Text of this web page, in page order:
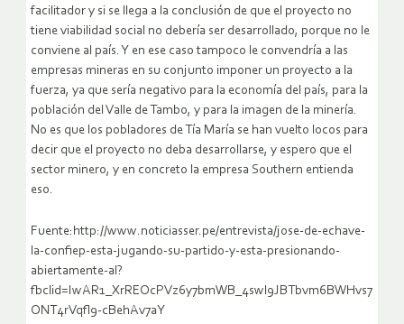
facilitador y si se llega a la conclusión de que el proyecto no
tiene viabilidad social no debería ser desarrollado, porque no le
conviene al país. Y en ese caso tampoco le convendría a las
empresas mineras en su conjunto imponer un proyecto a la
fuerza, ya que sería negativo para la economía del país, para la
población del Valle de Tambo, y para la imagen de la minería.
No es que los pobladores de Tía María se han vuelto locos para
decir que el proyecto no deba desarrollarse, y espero que el
sector minero, y en concreto la empresa Southern entienda
eso.
Fuente:http://www.noticiasser.pe/entrevista/jose-de-echave-
la-confiep-esta-jugando-su-partido-y-esta-presionando-
abiertamente-al?
fbclid=IwAR1_XrREOcPVz6y7bmWB_4swl9JBTbvm6BWHvs7
ONT4rVqfl9-cBehAv7aY